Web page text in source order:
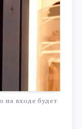
на входе будет